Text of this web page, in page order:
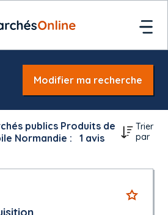
Modifier ma recherche
publics Produits de
Normandie :
1 avis
Trier
par